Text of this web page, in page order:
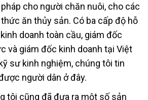
cho người chăn nuôi, cho các
ăn thủy sản. Có ba cấp độ hỗ
doanh toàn cầu, giám đốc
và giám đốc kinh doanh tại Việt
sư kinh nghiệm, chúng tôi tin
người dân ở đây.
tôi cũng đã đưa ra một số sản